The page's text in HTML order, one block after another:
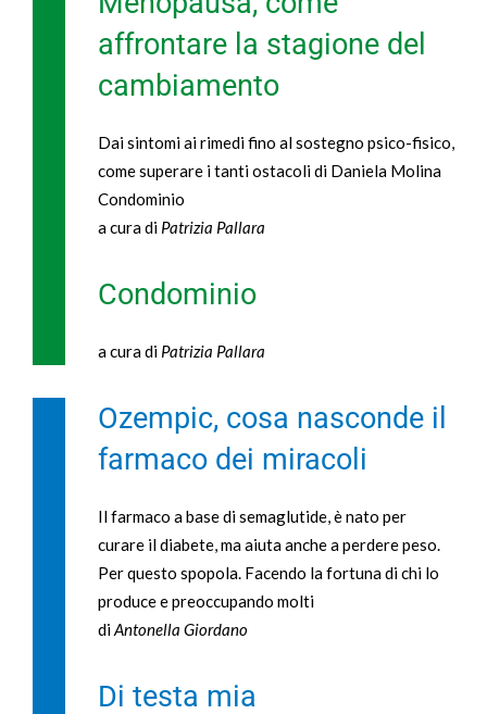
affrontare la stagione del
cambiamento
Dai sintomi ai rimedi fino al sostegno psico-fisico,
come superare i tanti ostacoli di Daniela Molina
Condominio
a cura di Patrizia Pallara
Condominio
a cura di Patrizia Pallara
Ozempic, cosa nasconde il
farmaco dei miracoli
Il farmaco a base di semaglutide, è nato per
curare il diabete, ma aiuta anche a perdere peso.
Per questo spopola. Facendo la fortuna di chi lo
produce e preoccupando molti
diAntonella Giordano
Di testa mia